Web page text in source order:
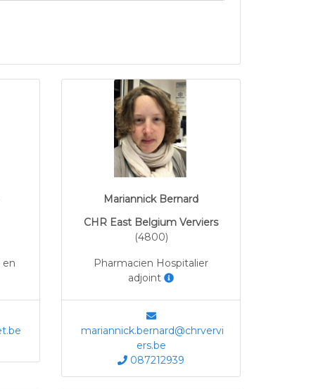
en
Mariannick Bernard
CHR East Belgium Verviers
(4800)
Pharmacien Hospitalier
adjoint
mariannick.bernard@chrvervi
ers.be
087212939